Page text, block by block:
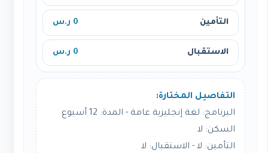
التأمين 0 ر.س
الاستقبال 0 ر.س
التفاصيل المختارة:
البرنامج: لغة إنجليزية عامة - المدة: 12 أسبوع
السكن: لا
التأمين: لا - الاستقبال: لا